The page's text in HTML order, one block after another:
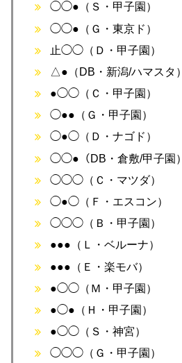
◯◯●（Ｓ・甲子園）
◯◯●（Ｇ・東京ド）
止◯◯（Ｄ・甲子園）
△●（DB・新潟/ハマスタ）
●◯◯（Ｃ・甲子園）
◯●●（Ｇ・甲子園）
◯●◯（Ｄ・ナゴド）
◯◯●（DB・倉敷/甲子園）
◯◯◯（Ｃ・マツダ）
◯●◯（Ｆ・エスコン）
◯◯◯（Ｂ・甲子園）
●●●（Ｌ・ベルーナ）
●●●（Ｅ・楽モバ）
●◯◯（Ｍ・甲子園）
●◯●（Ｈ・甲子園）
●◯◯（Ｓ・神宮）
◯◯◯（Ｇ・甲子園）